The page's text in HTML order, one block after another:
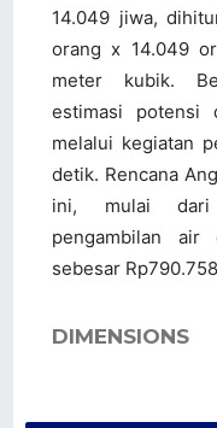
14.049 jiwa,
orang x 14.049
meter kubik.
estimasi potensi
melalui kegiatan
detik. Rencana
ini, mulai dari
pengambilan air
sebesar
DIMENSIONS